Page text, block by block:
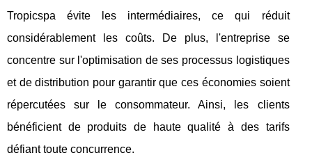
Tropicspa évite les intermédiaires, ce qui réduit
considérablement les coûts. De plus, l'entreprise se
concentre sur l'optimisation de ses processus logistiques
et de distribution pour garantir que ces économies soient
répercutées sur le consommateur. Ainsi, les clients
bénéficient de produits de haute qualité à des tarifs
défiant toute concurrence.